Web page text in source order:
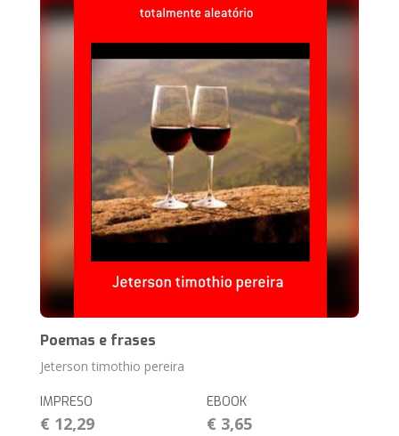
Poemas e frases
Jeterson timothio pereira
IMPRESO
€ 12,29
EBOOK
€ 3,65